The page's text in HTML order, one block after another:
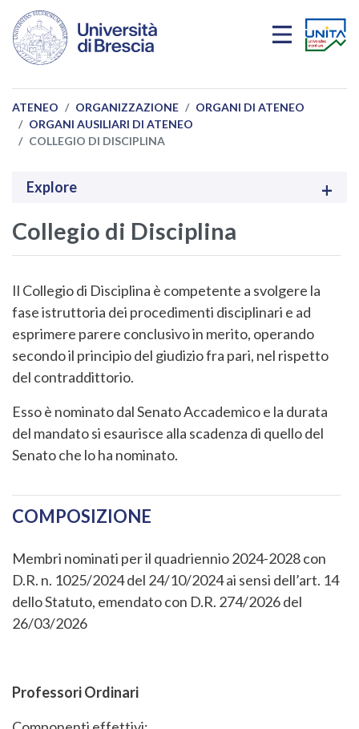
Salta al contenuto principale
ATENEO ORGANIZZAZIONE
ORGANI DI ATENEO
ORGANI AUSILIARI DI ATENEO
COLLEGIO DI DISCIPLINA
Explore
Collegio di Disciplina
Il Collegio di Disciplina è competente a svolgere la
fase istruttoria dei procedimenti disciplinari e ad
esprimere parere conclusivo in merito, operando
secondo il principio del giudizio fra pari, nel rispetto
del contraddittorio.
Esso è nominato dal Senato Accademico e la durata
del mandato si esaurisce alla scadenza di quello del
Senato che lo ha nominato.
COMPOSIZIONE
Membri nominati per il quadriennio 2024-2028 con
D.R. n. 1025/2024 del 24/10/2024 ai sensi dell’art. 14
dello Statuto, emendato con D.R. 274/2026 del
26/03/2026
Professori Ordinari